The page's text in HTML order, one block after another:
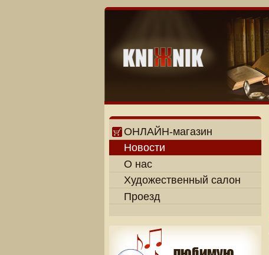
ОНЛАЙН-магазин
Новости
О нас
Художественный салон
Проезд